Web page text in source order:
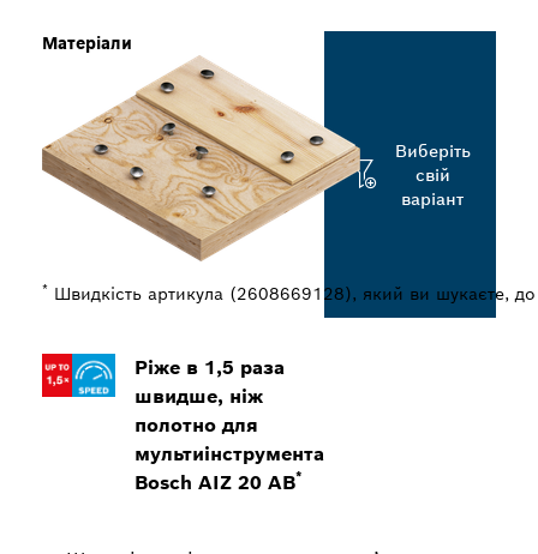
Ріже в 1,5 раза
швидше, ніж
полотно для
мультиінструмента
Bosch AIZ 20 AB*
Матеріали
* Швидкість артикула (2608669128), який ви шукаєте,
Виберіть
свій
варіант